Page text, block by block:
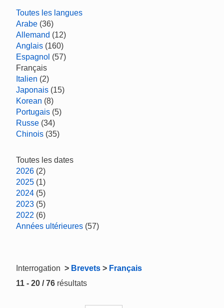
Toutes les langues
Arabe (36)
Allemand (12)
Anglais (160)
Espagnol (57)
Français
Italien (2)
Japonais (15)
Korean (8)
Portugais (5)
Russe (34)
Chinois (35)
Toutes les dates
2026 (2)
2025 (1)
2024 (5)
2023 (5)
2022 (6)
Années ultérieures (57)
Interrogation > Brevets > Français
11 - 20 / 76 résultats